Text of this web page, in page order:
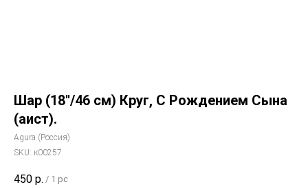
Шар (18''/46 см) Круг, С Рождением Сына
(аист).
Agura (Россия)
SKU: к00257
450 р. / 1 pc